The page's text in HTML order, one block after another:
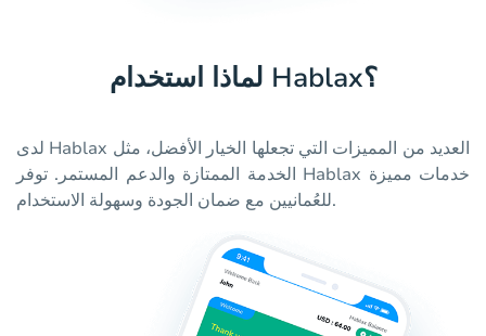
لماذا استخدام Hablax؟
لدى Hablax العديد من المميزات التي تجعلها الخيار الأفضل، مثل
الخدمة الممتازة والدعم المستمر. توفر Hablax خدمات مميزة
للعُمانيين مع ضمان الجودة وسهولة الاستخدام.